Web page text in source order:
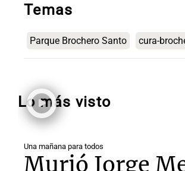
Temas
Parque Brochero Santo cura-
Lo más visto
Una mañana para todos
Murió Jorge